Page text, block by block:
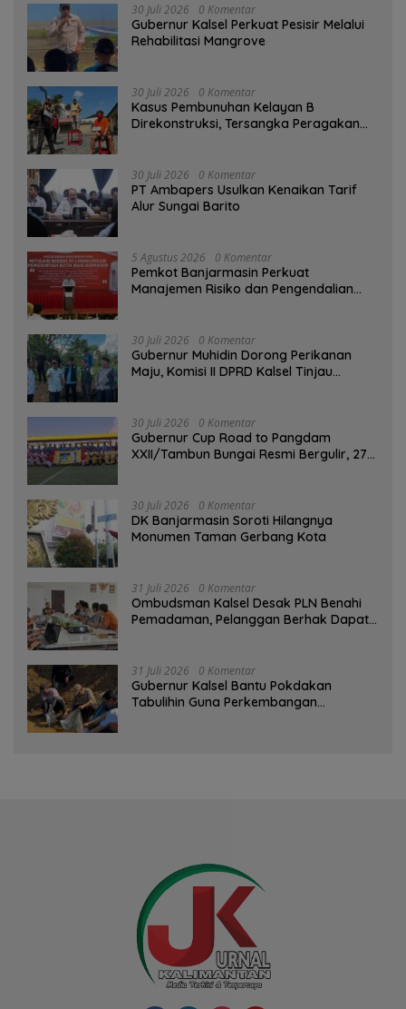
30 Juli 2026 0 Komentar
Gubernur Kalsel Perkuat Pesisir Melalui
Rehabilitasi Mangrove
30 Juli 2026 0 Komentar
Kasus Pembunuhan Kelayan B
Direkonstruksi, Tersangka Peragakan
30 Juli 2026 0 Komentar
PT Ambapers Usulkan Kenaikan Tarif
Alur Sungai Barito
5 Agustus 2026 0 Komentar
Pemkot Banjarmasin Perkuat
Manajemen Risiko dan Pengendalian
30 Juli 2026 0 Komentar
Gubernur Muhidin Dorong Perikanan
Maju, Komisi II DPRD Kalsel Tinjau
30 Juli 2026 0 Komentar
Gubernur Cup Road to Pangdam
XXII/Tambun Bungai Resmi Bergulir, 27
30 Juli 2026 0 Komentar
DK Banjarmasin Soroti Hilangnya
Monumen Taman Gerbang Kota
31 Juli 2026 0 Komentar
Ombudsman Kalsel Desak PLN Benahi
Pemadaman, Pelanggan Berhak Dapat
31 Juli 2026 0 Komentar
Gubernur Kalsel Bantu Pokdakan
Tabulihin Guna Perkembangan